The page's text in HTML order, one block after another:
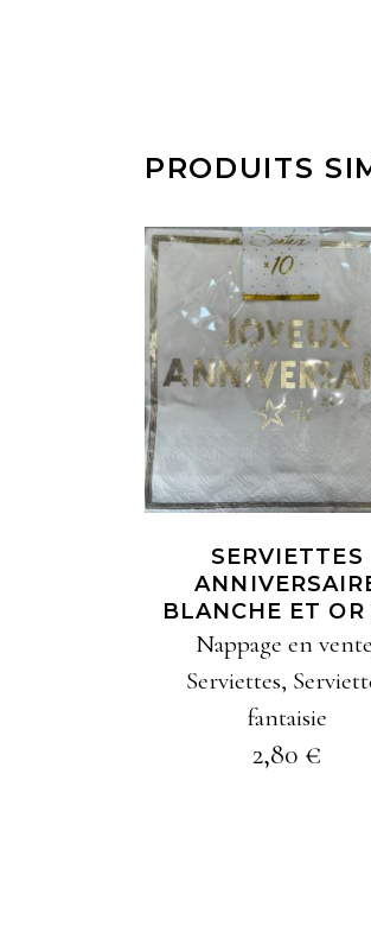
PRODUITS
AJOUTER À MA
SÉLECTION
SERVIETTES
BLANCHE ET OR
Nappage en vente
Serviettes,
fantaisie
2,80 €